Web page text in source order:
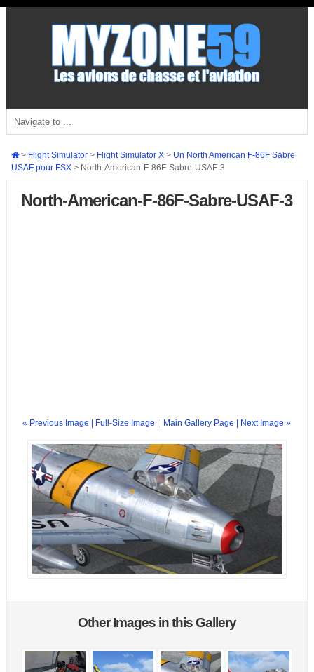
> Flight Simulator> Flight Simulator X> Un North American F-86F Sabre
USAF pour FSX> North-American-F-86F-Sabre-USAF-3
North-American-F-86F-Sabre-USAF-3
« Previous Image | Full-Size Image Main Gallery Page | Next Image »
Other Images in this Gallery